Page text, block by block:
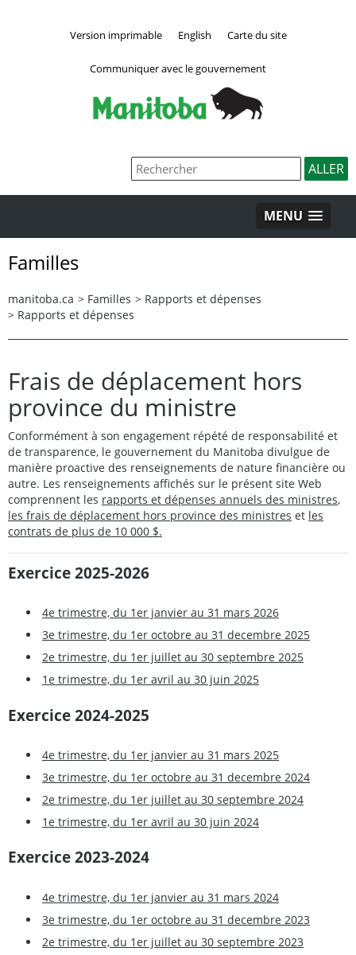
Version imprimable English Carte du site
Communiquer avec le gouvernement
MENU
Familles
manitoba.ca > Familles > Rapports et dépenses
> Rapports et dépenses
Frais de déplacement hors
province du ministre
Conformément à son engagement répété de responsabilité et
de transparence, le gouvernement du Manitoba divulgue de
manière proactive des renseignements de nature financière ou
autre. Les renseignements affichés sur le présent site Web
comprennent les rapports et dépenses annuels des ministres,
les frais de déplacement hors province des ministres et les
contrats de plus de 10 000 $.
Exercice 2025-2026
4e trimestre, du 1er janvier au 31 mars 2026
3e trimestre, du 1er octobre au 31 decembre 2025
2e trimestre, du 1er juillet au 30 septembre 2025
1e trimestre, du 1er avril au 30 juin 2025
Exercice 2024-2025
4e trimestre, du 1er janvier au 31 mars 2025
3e trimestre, du 1er octobre au 31 decembre 2024
2e trimestre, du 1er juillet au 30 septembre 2024
1e trimestre, du 1er avril au 30 juin 2024
Exercice 2023-2024
4e trimestre, du 1er janvier au 31 mars 2024
3e trimestre, du 1er octobre au 31 decembre 2023
2e trimestre, du 1er juillet au 30 septembre 2023